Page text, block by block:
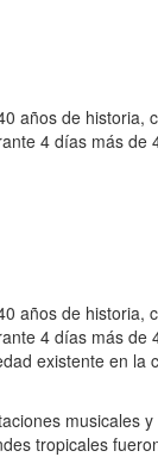
años de historia,
4 días más de
años de historia,
4 días más de
existente en la
musicales y
tropicales